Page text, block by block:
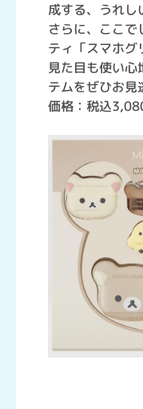
成する、うれし
さらに、ここで
ティ「スマホグ
見た目も使い心
テムをぜひお見
価格：税込